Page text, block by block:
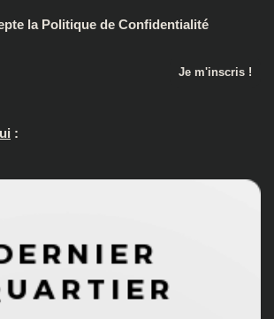
la Politique de Confidentialité
: